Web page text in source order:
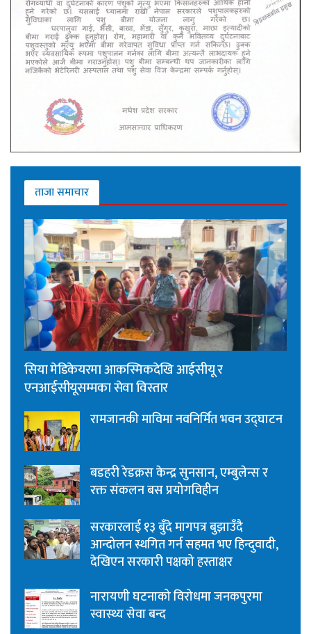
ताजा समाचार
सिया मेडिकेयरमा आकस्मिकदेखि आईसीयू र
एनआईसीयूसम्मका सेवा विस्तार
रामजानकी माविमा नवनिर्मित भवन उद्घाटन
बडहरी रेडक्रस केन्द्र सुनसान, एम्बुलेन्स र
रक्त संकलन बस प्रयोगविहीन
सरकारलाई १३ बुँदे मागपत्र बुझाउँदै
आन्दोलन स्थगित गर्न सहमत भए हिन्दुवादी,
देखिएन सरकारी पक्षको हस्ताक्षर
नारायणी घटनाको विरोधमा जनकपुरमा
स्वास्थ्य सेवा बन्द